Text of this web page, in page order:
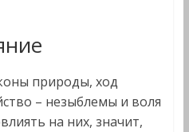
природы, ход
– незыблемы и воля
на них, значит,